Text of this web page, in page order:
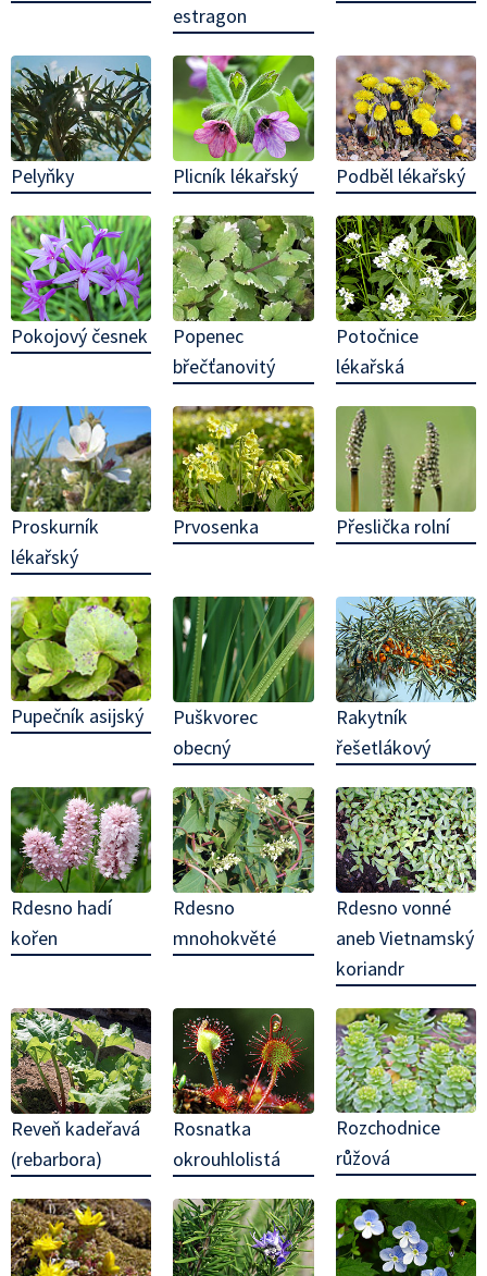
estragon
Pelyňky Plicník lékařský Podběl lékařský
Pokojový česnek
Popenec
břečťanovitý
Potočnice
lékařská
Proskurník
lékařský
Prvosenka Přeslička rolní
Pupečník asijský
Puškvorec
obecný
Rakytník
řešetlákový
Rdesno hadí
kořen
Rdesno
mnohokvěté
Rdesno vonné
aneb Vietnamský
koriandr
Reveň kadeřavá
(rebarbora)
Rosnatka
okrouhlolistá
Rozchodnice
růžová